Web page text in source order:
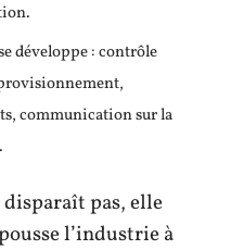
développe : contrôle
communication sur la
disparaît pas, elle
l’industrie à